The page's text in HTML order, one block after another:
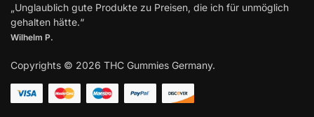
„Unglaublich gute Produkte zu Preisen, die ich für unmöglich
gehalten hätte.“
Wilhelm P.
Copyrights © 2026 THC Gummies Germany.